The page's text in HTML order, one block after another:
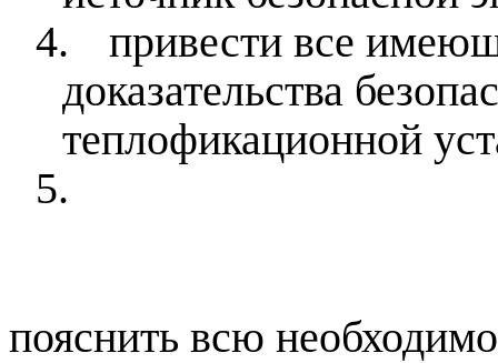
4.
привести все
доказательства
теплофикационной
5.
пояснить всю